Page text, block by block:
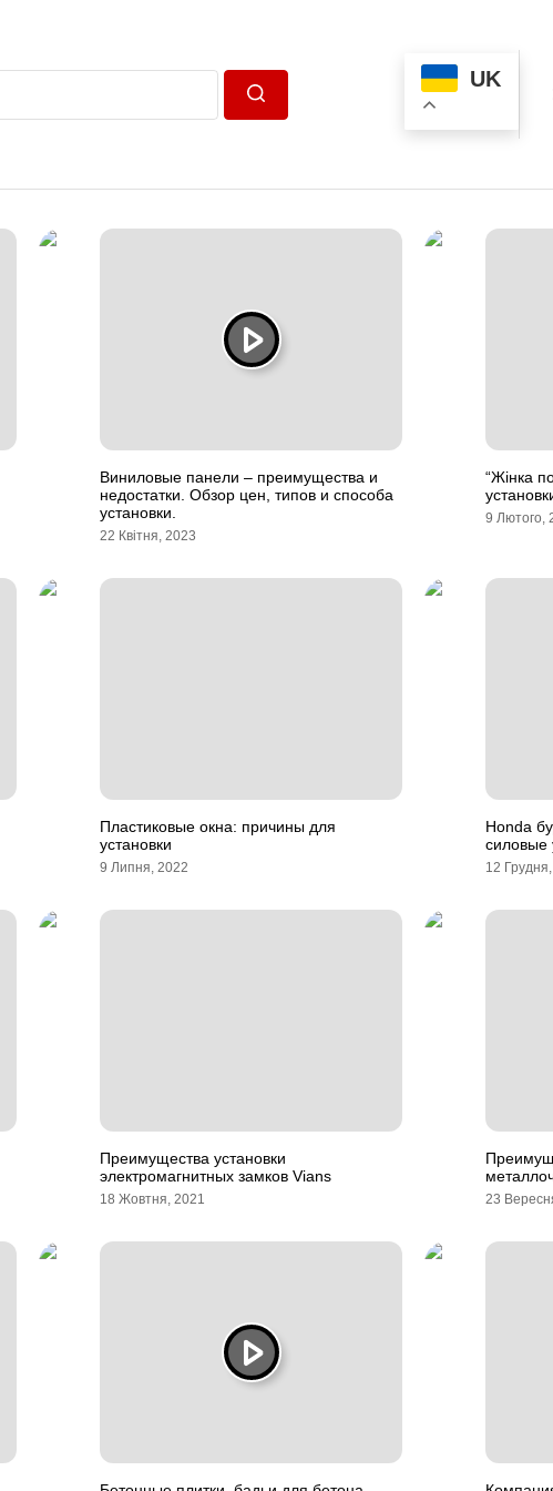
UK
Виниловые панели – преимущества и
недостатки. Обзор цен, типов и способа
установки.
22 Квітня, 2023
“Жінка
9 Лютого,
Пластиковые окна: причины для
установки
9 Липня, 2022
Honda
силовые
12
Преимущества установки
электромагнитных замков Vians
18 Жовтня, 2021 23